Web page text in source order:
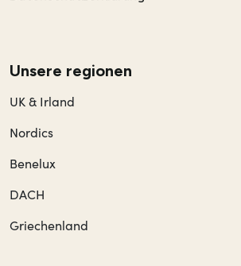
Unsere regionen
UK & Irland
Nordics
Benelux
DACH
Griechenland